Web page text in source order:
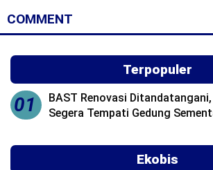
COMMENT
Terpopuler
01
BAST Renovasi
Segera Tempati Gedung
Ekobis